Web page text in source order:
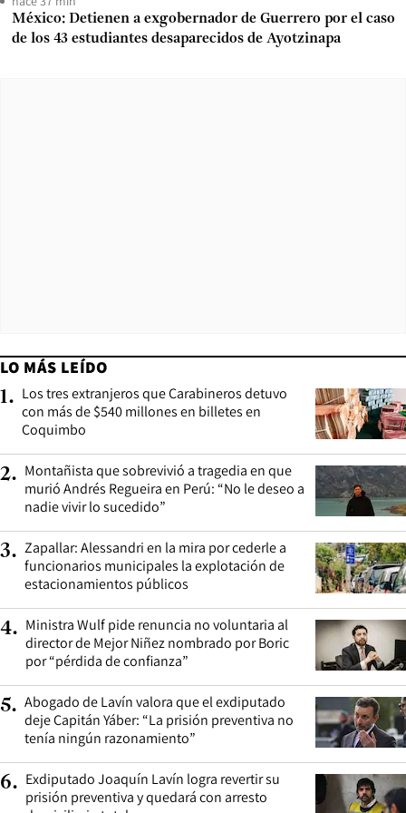
México: Detienen a exgobernador de Guerrero por el caso
de los 43 estudiantes desaparecidos de Ayotzinapa
LO MÁS LEÍDO
1. Los tres extranjeros que Carabineros detuvo
con más de $540 millones en billetes en
Coquimbo
2. Montañista que sobrevivió a tragedia en que
murió Andrés Regueira en Perú: “No le deseo a
nadie vivir lo sucedido”
3. Zapallar: Alessandri en la mira por cederle a
funcionarios municipales la explotación de
estacionamientos públicos
4. Ministra Wulf pide renuncia no voluntaria al
director de Mejor Niñez nombrado por Boric
por “pérdida de confianza”
5. Abogado de Lavín valora que el exdiputado
deje Capitán Yáber: “La prisión preventiva no
tenía ningún razonamiento”
6. Exdiputado Joaquín Lavín logra revertir su
prisión preventiva y quedará con arresto